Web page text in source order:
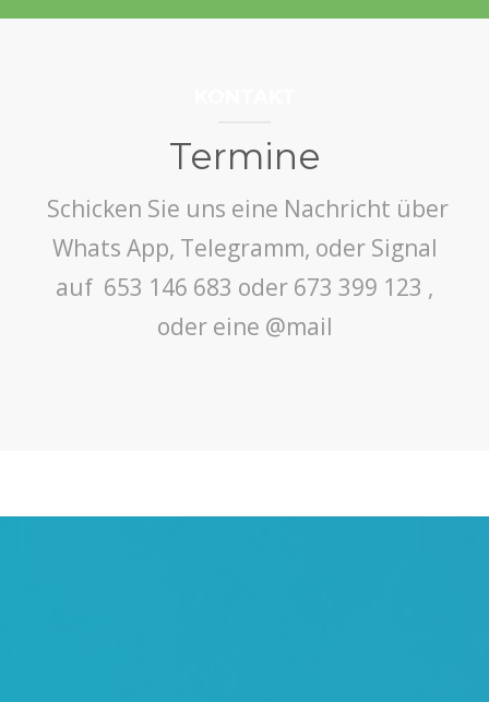
Termine
Schicken Sie uns eine Nachricht über
Whats App, Telegramm, oder Signal
auf 653 146 683 oder 673 399 123 ,
oder eine @mail